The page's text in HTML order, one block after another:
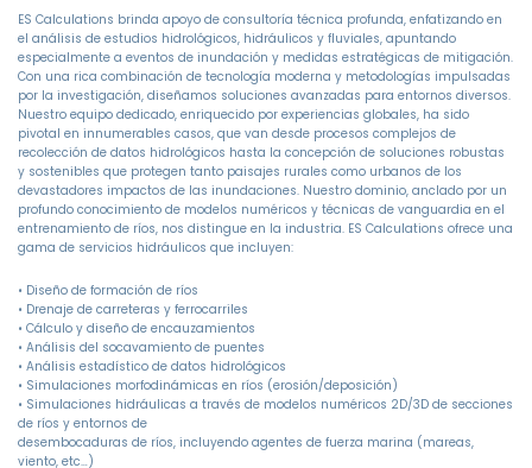
ES Calculations brinda apoyo de consultoría técnica profunda, enfatizando en
el análisis de estudios hidrológicos, hidráulicos y fluviales, apuntando
especialmente a eventos de inundación y medidas estratégicas de mitigación.
Con una rica combinación de tecnología moderna y metodologías impulsadas
por la investigación, diseñamos soluciones avanzadas para entornos diversos.
Nuestro equipo dedicado, enriquecido por experiencias globales, ha sido
pivotal en innumerables casos, que van desde procesos complejos de
recolección de datos hidrológicos hasta la concepción de soluciones robustas
y sostenibles que protegen tanto paisajes rurales como urbanos de los
devastadores impactos de las inundaciones. Nuestro dominio, anclado por un
profundo conocimiento de modelos numéricos y técnicas de vanguardia en el
entrenamiento de ríos, nos distingue en la industria. ES Calculations ofrece una
gama de servicios hidráulicos que incluyen:
• Diseño de formación de ríos
• Drenaje de carreteras y ferrocarriles
• Cálculo y diseño de encauzamientos
• Análisis del socavamiento de puentes
• Análisis estadístico de datos hidrológicos
• Simulaciones morfodinámicas en ríos (erosión/deposición)
• Simulaciones hidráulicas a través de modelos numéricos 2D/3D de secciones
de ríos y entornos de
desembocaduras de ríos, incluyendo agentes de fuerza marina (mareas,
viento, etc…)